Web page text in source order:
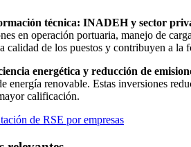
técnica: INADEH y sector
en operación portuaria, manejo de
calidad de los puestos y contribuyen a
energética y reducción de
energía renovable. Estas inversiones
calificación.
de RSE por empresas